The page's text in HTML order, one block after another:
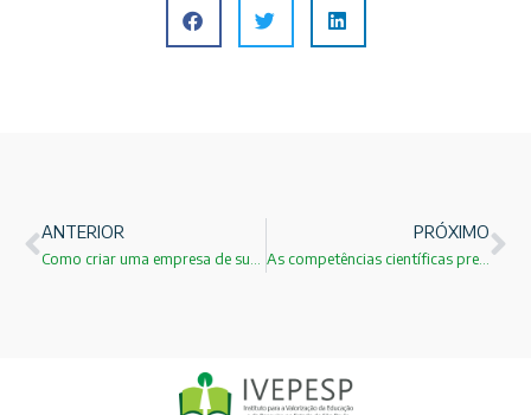
ANTERIOR PRÓXIMO
As competências científicas presentes no Estado de São Paulo